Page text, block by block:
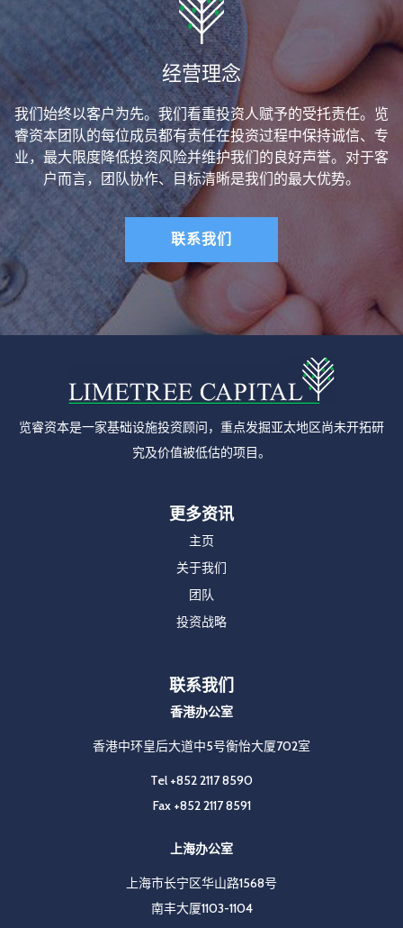
经营理念
我们始终以客户为先。我们看重投资人赋予的受托责任。览
睿资本团队的每位成员都有责任在投资过程中保持诚信、专
业，最大限度降低投资风险并维护我们的良好声誉。对于客
户而言，团队协作、目标清晰是我们的最大优势。
联系我们
览睿资本是一家基础设施投资顾问，重点发掘亚太地区尚未开拓研
究及价值被低估的项目。
更多资讯
主页
关于我们
团队
投资战略
联系我们
香港办公室
香港中环皇后大道中5号衡怡大厦702室
Tel +852 2117 8590
Fax +852 2117 8591
上海办公室
上海市长宁区华山路1568号
南丰大厦1103-1104